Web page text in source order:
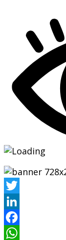
Twitter
LinkedIn
Facebook